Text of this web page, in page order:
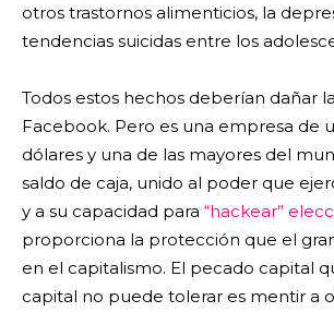
otros trastornos alimenticios, la
tendencias suicidas entre los
Todos estos hechos deberían dañar
Facebook. Pero es una empresa de
dólares y una de las mayores del
saldo de caja, unido al poder que
y a su capacidad para “hackear”
proporciona la protección que el
en el capitalismo. El pecado capital
capital no puede tolerar es mentir a